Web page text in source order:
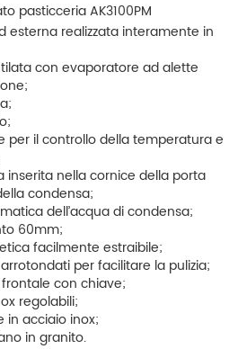
pasticceria AK3100PM
esterna realizzata interamente in
con evaporatore ad alette
per il controllo della temperatura e
inserita nella cornice della porta
condensa;
dell’acqua di condensa;
60mm;
facilmente estraibile;
per facilitare la pulizia;
con chiave;
regolabili;
in acciaio inox;
in granito.